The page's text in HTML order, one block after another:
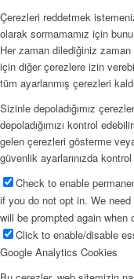
Çerezleri reddetmek
olarak sormamamız için
Her zaman dilediğiniz
için diğer çerezlere izin
tüm ayarlanmış çerezleri
Sizinle depoladığımız
depoladığımızı kontrol
gelen çerezleri gösterme
güvenlik ayarlarınızda
Check to enable
if you do not opt in. We
will be prompted again when
Click to enable/disable
Google Analytics Cookies